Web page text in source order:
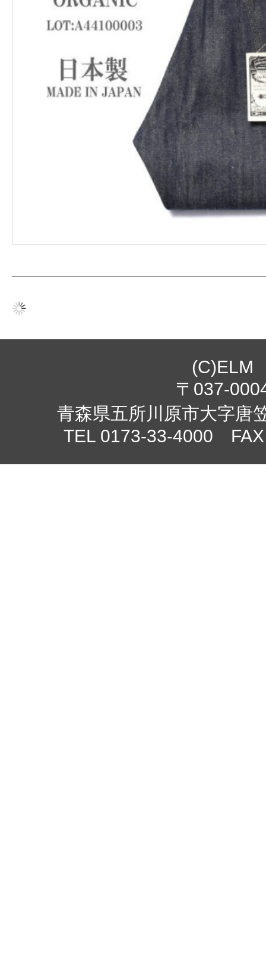
(C)ELM
〒037-
青森県五所川原市大字唐
TEL 0173-33-4000